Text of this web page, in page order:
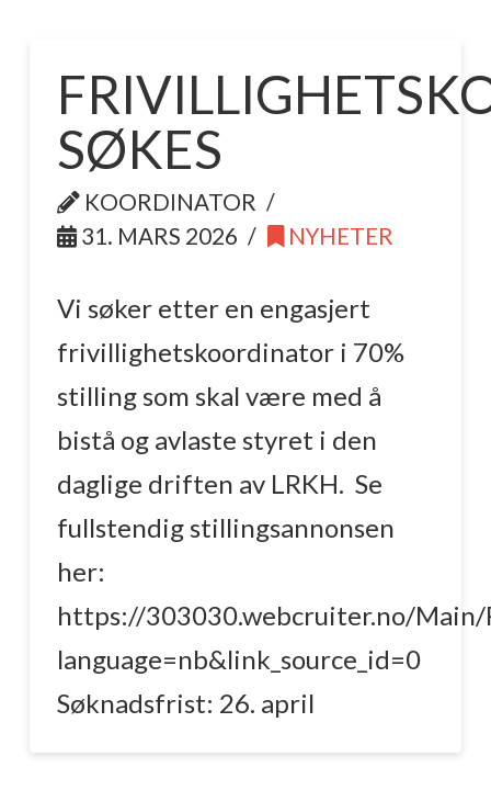
SØKES
KOORDINATOR
31. MARS 2026
NYHETER
Vi søker etter en engasjert
frivillighetskoordinator i 70%
stilling som skal være med å
bistå og avlaste styret i den
daglige driften av LRKH. Se
fullstendig stillingsannonsen
her:
https://303030.webcruiter.no/
language=nb&link_source_id=0
Søknadsfrist: 26. april